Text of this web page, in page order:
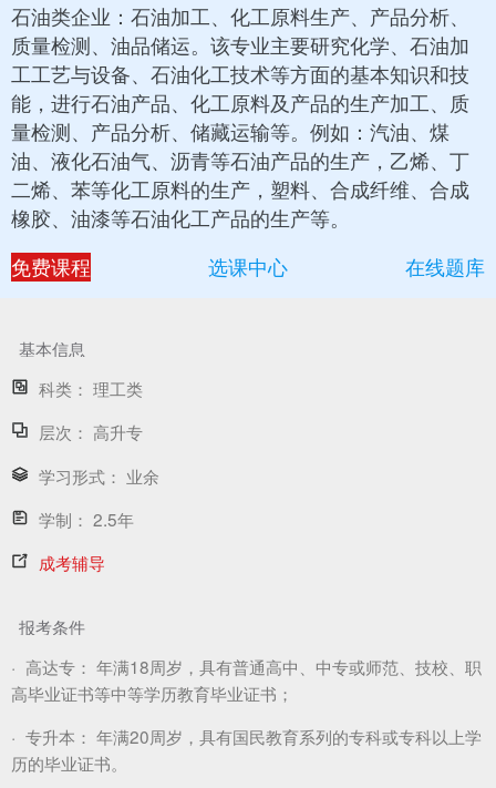
石油类企业：石油加工、化工原料生产、产品分析、
质量检测、油品储运。该专业主要研究化学、石油加
工工艺与设备、石油化工技术等方面的基本知识和技
能，进行石油产品、化工原料及产品的生产加工、质
量检测、产品分析、储藏运输等。例如：汽油、煤
油、液化石油气、沥青等石油产品的生产，乙烯、丁
二烯、苯等化工原料的生产，塑料、合成纤维、合成
橡胶、油漆等石油化工产品的生产等。
免费课程
选课中心 在线题库
基本信息
科类： 理工类
层次： 高升专
学习形式： 业余
学制： 2.5年
成考辅导
报考条件
· 高达专： 年满18周岁，具有普通高中、中专或师范、技校、职
高毕业证书等中等学历教育毕业证书；
· 专升本： 年满20周岁，具有国民教育系列的专科或专科以上学
历的毕业证书。